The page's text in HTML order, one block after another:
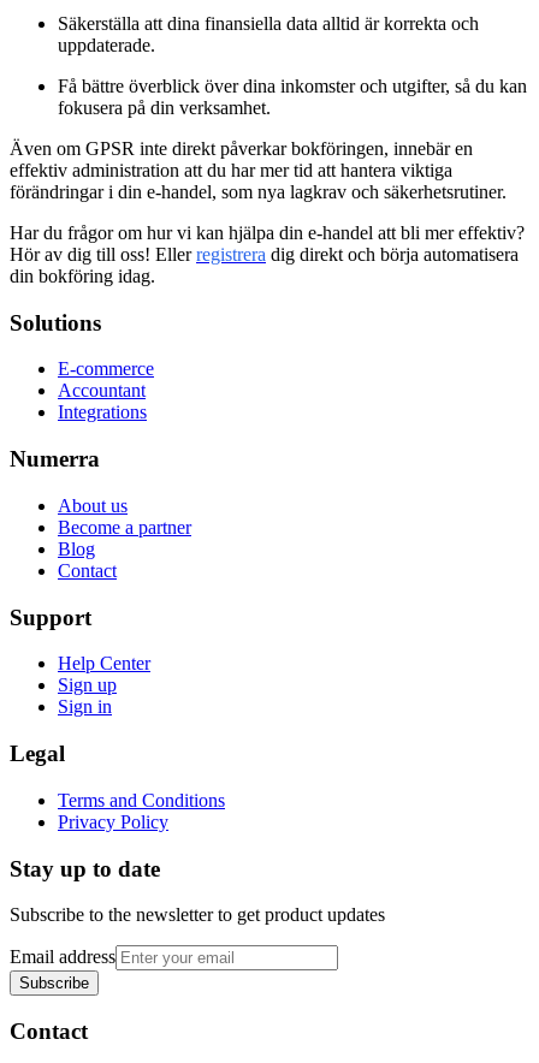
Säkerställa att dina finansiella data alltid är korrekta och
uppdaterade.
Få bättre överblick över dina inkomster och utgifter, så du kan
fokusera på din verksamhet.
Även om GPSR inte direkt påverkar bokföringen, innebär en
effektiv administration att du har mer tid att hantera viktiga
förändringar i din e-handel, som nya lagkrav och säkerhetsrutiner.
Har du frågor om hur vi kan hjälpa din e-handel att bli mer effektiv?
Hör av dig till oss! Ellerregistrera dig direkt och börja automatisera
din bokföring idag.
Solutions
E-commerce
Accountant
Integrations
Numerra
About us
Become a partner
Blog
Contact
Support
Help Center
Sign up
Sign in
Legal
Terms and Conditions
Privacy Policy
Stay up to date
Subscribe to the newsletter to get product updates
Email address
Subscribe
Contact